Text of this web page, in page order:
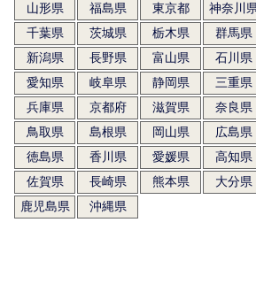
山形県
福島県 東京都 神奈川
千葉県
茨城県 栃木県 群馬県
新潟県
長野県 富山県 石川県
愛知県
岐阜県 静岡県 三重県
兵庫県
京都府 滋賀県 奈良県
鳥取県
島根県 岡山県 広島県
徳島県
香川県 愛媛県 高知県
佐賀県
長崎県 熊本県 大分県
鹿児島県
沖縄県